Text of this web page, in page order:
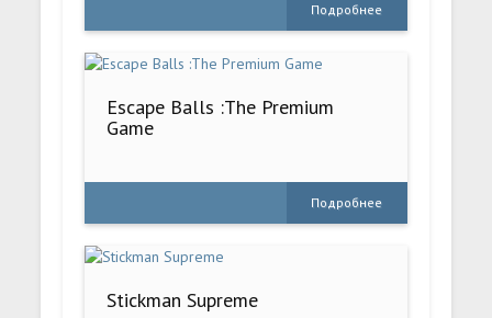
Подробнее
Escape Balls :The Premium
Game
Подробнее
Stickman Supreme